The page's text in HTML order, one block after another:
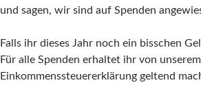
und sagen, wir sind auf Spenden
Falls ihr dieses Jahr noch ein bisschen
Für alle Spenden erhaltet ihr von
Einkommenssteuererklärung geltend